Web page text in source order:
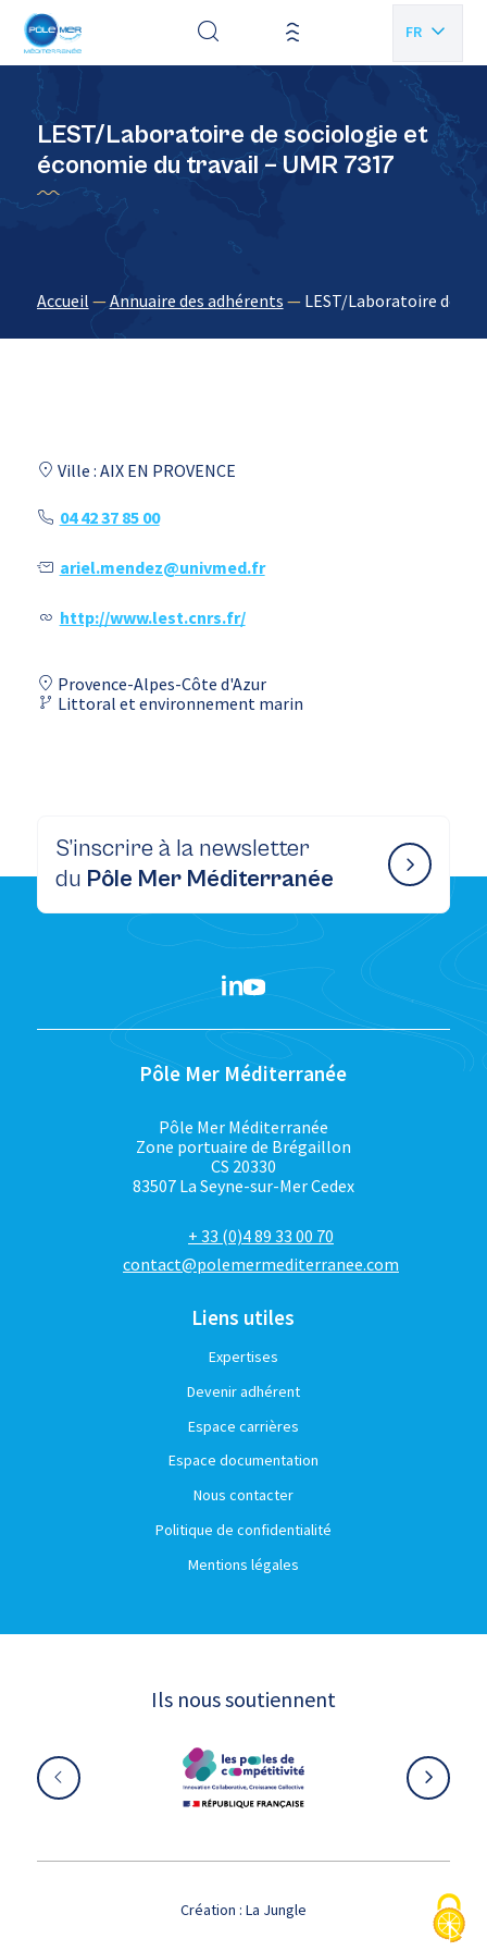
FR
EN
LEST/Laboratoire de sociologie et
économie du travail – UMR 7317
Accueil —Annuaire des adhérents — LEST/Laboratoire de
Ville : AIX EN PROVENCE
04 42 37 85 00
ariel.mendez@univmed.fr
http://www.lest.cnrs.fr/
Provence-Alpes-Côte d'Azur
Littoral et environnement marin
S’inscrire à la newsletter
du Pôle Mer Méditerranée
Pôle Mer Méditerranée
Pôle Mer Méditerranée
Zone portuaire de Brégaillon
CS 20330
83507 La Seyne-sur-Mer Cedex
+ 33 (0)4 89 33 00 70
contact@polemermediterranee.com
Liens utiles
Expertises
Devenir adhérent
Espace carrières
Espace documentation
Nous contacter
Politique de confidentialité
Mentions légales
Ils nous soutiennent
Création : La Jungle
Panneau de gestion des cookies